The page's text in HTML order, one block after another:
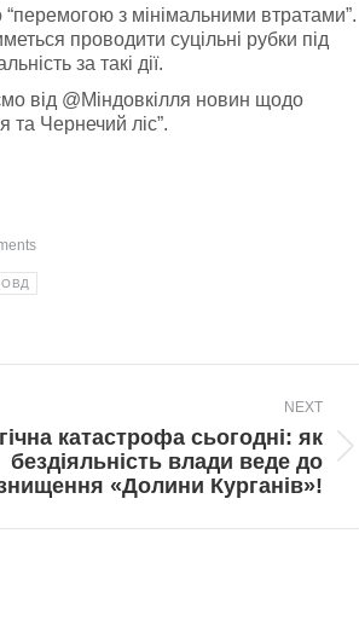
з мінімальними втратами”.
проводити суцільні рубки під
за такі дії.
від @Міндовкілля новин щодо
та Чернечий ліс”.
ОВД
NEXT
катастрофа сьогодні: як
бездіяльність влади веде до
«Долини Курганів»!